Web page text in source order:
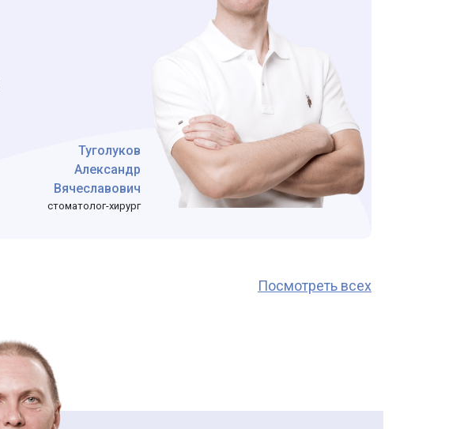
Туголуков
Александр
Вячеславович
стоматолог-хирург
Посмотреть всех